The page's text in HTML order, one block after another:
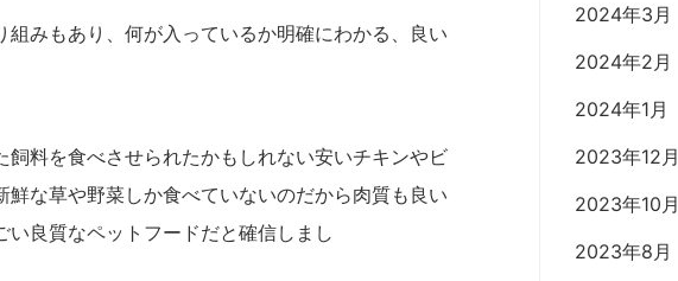
みもあり、何が入っているか明確にわかる、良い
料を食べさせられたかもしれない安いチキンやビ
な草や野菜しか食べていないのだから肉質も良い
良質なペットフードだと確信しまし
2024年3月
2024年2月
2024年1月
2023年12月
2023年10月
2023年8月